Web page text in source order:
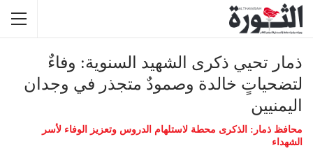
ذمار تحيي ذكرى الشهيد السنوية: وفاءٌ
لتضحياتٍ خالدة وصمودٌ متجذر في وجدان
اليمنيين
محافظ ذمار: الذكرى محطة لاستلهام الدروس وتعزيز الوفاء لأسر
الشهداء